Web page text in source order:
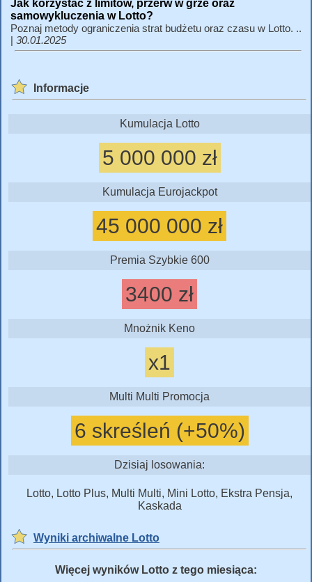
Jak korzystać z limitów, przerw w grze oraz
samowykluczenia w Lotto?
Poznaj metody ograniczenia strat budżetu oraz czasu w Lotto. ..
| 30.01.2025
Informacje
Kumulacja Lotto
5 000 000 zł
Kumulacja Eurojackpot
45 000 000 zł
Premia Szybkie 600
3400 zł
Mnożnik Keno
x1
Multi Multi Promocja
6 skreśleń (+50%)
Dzisiaj losowania:
Lotto, Lotto Plus, Multi Multi, Mini Lotto, Ekstra Pensja,
Kaskada
Wyniki archiwalne Lotto
Więcej wyników Lotto z tego miesiąca: